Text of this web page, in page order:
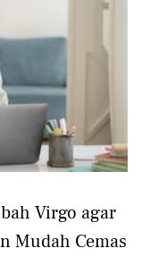
Virgo agar
Mudah Cemas